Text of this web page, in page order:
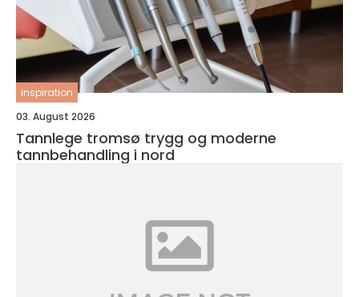
inspiration
03. August 2026
Tannlege tromsø trygg og moderne
tannbehandling i nord